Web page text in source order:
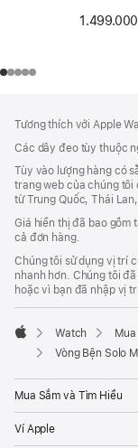
Thích
Chân
Trang
thích
Tương thích với Apple
Các dây đeo tùy thuộc
Tùy vào lượng hàng có
trang web của chúng tôi
từ Trung Quốc, Thái
Giá hiển thị đã bao gồm
cả đơn hàng.
Chúng tôi sử dụng vị trí
nhanh hơn. Chúng tôi
hoặc vì bạn đã nhập vị
Apple
Watch
Vòng Bện Solo
Mua Sắm và Tìm Hiểu
Ví Apple